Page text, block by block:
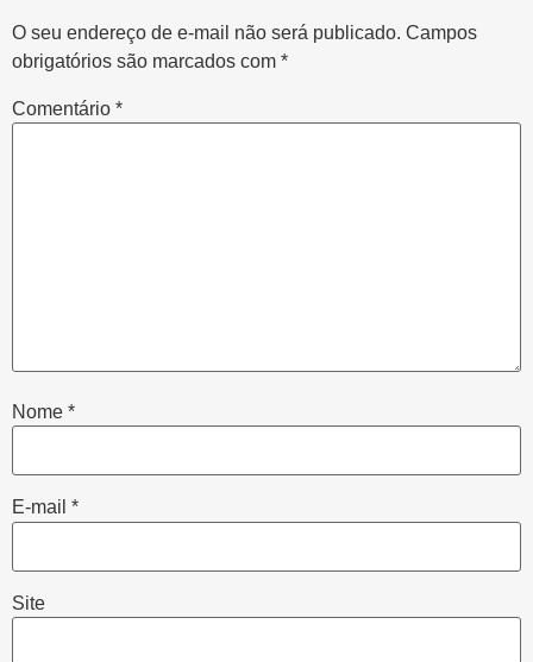
O seu endereço de e-mail não será publicado. Campos
obrigatórios são marcados com *
Comentário *
Nome *
E-mail *
Site